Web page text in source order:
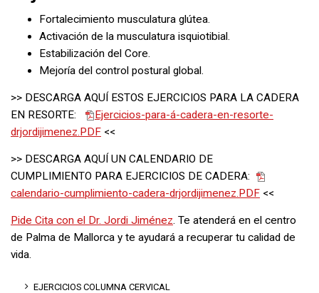
EJERCICIOS COLUMNA CERVICAL
Fortalecimiento musculatura glútea.
Activación de la musculatura isquiotibial.
Estabilización del Core.
Mejoría del control postural global.
>> DESCARGA AQUÍ ESTOS EJERCICIOS PARA LA CADERA
EN RESORTE:
Ejercicios-para-á-cadera-en-resorte-
drjordijimenez.PDF <<
>> DESCARGA AQUÍ UN CALENDARIO DE
CUMPLIMIENTO PARA EJERCICIOS DE CADERA:
calendario-cumplimiento-cadera-drjordijimenez.PDF <<
Pide Cita con el Dr. Jordi Jiménez. Te atenderá en el centro
de Palma de Mallorca y te ayudará a recuperar tu calidad de
vida.